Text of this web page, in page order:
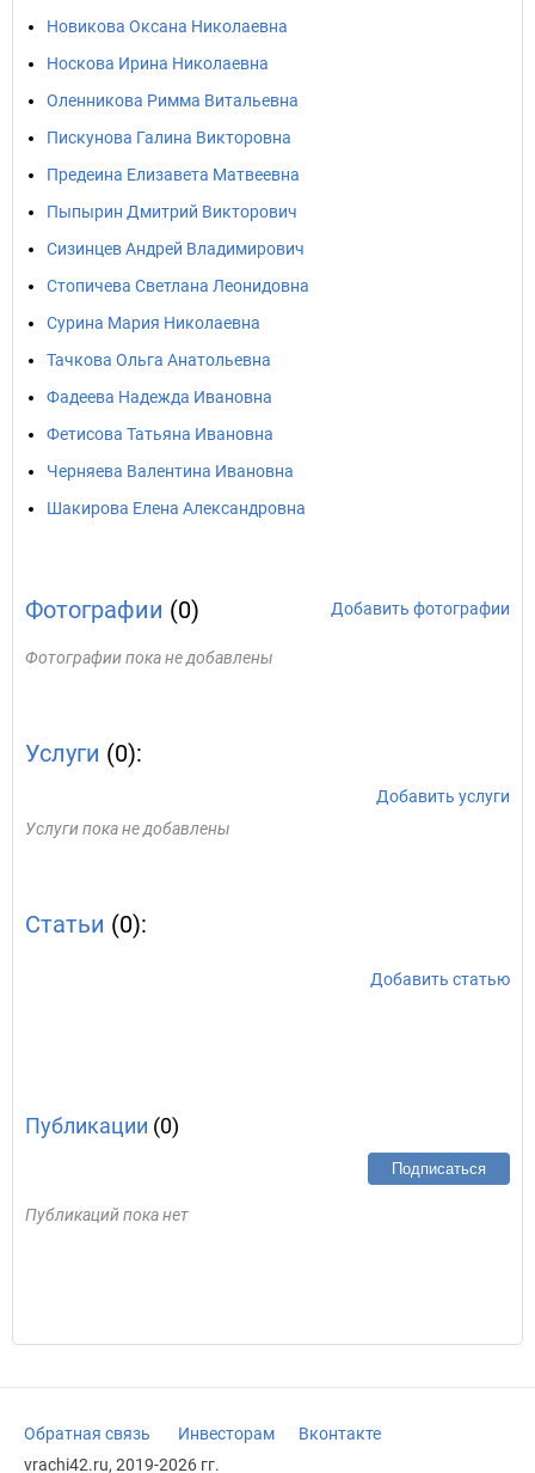
Новикова Оксана Николаевна
Носкова Ирина Николаевна
Оленникова Римма Витальевна
Пискунова Галина Викторовна
Предеина Елизавета Матвеевна
Пыпырин Дмитрий Викторович
Сизинцев Андрей Владимирович
Стопичева Светлана Леонидовна
Сурина Мария Николаевна
Тачкова Ольга Анатольевна
Фадеева Надежда Ивановна
Фетисова Татьяна Ивановна
Черняева Валентина Ивановна
Шакирова Елена Александровна
Фотографии (0) Добавить фотографии
Фотографии пока не добавлены
Услуги (0):
Добавить услуги
Услуги пока не добавлены
Статьи (0):
Добавить статью
Публикации (0)
Подписаться
Публикаций пока нет
Обратная связь Инвесторам
Вконтакте
vrachi42.ru, 2019-2026 гг.